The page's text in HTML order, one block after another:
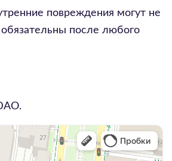
повреждения могут не
после любого
.